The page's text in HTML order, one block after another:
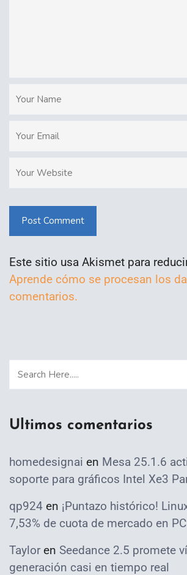
Post Comment
Este sitio usa Akismet para
Aprende cómo se procesan los
comentarios.
Ultimos comentarios
homedesignai en Mesa 25.1.6
soporte para gráficos Intel Xe3
qp924 en ¡Puntazo histórico!
7,53% de cuota de mercado en PC
Taylor en Seedance 2.5 promete
generación casi en tiempo real